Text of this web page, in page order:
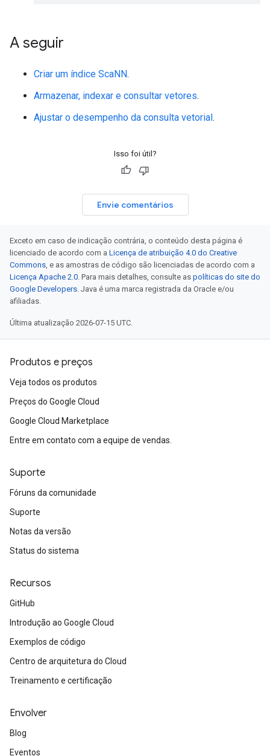
A seguir
Criar um índice ScaNN.
Armazenar, indexar e consultar vetores.
Ajustar o desempenho da consulta vetorial.
Isso foi útil?
Envie comentários
Exceto em caso de indicação contrária, o conteúdo desta página é
licenciado de acordo com a Licença de atribuição 4.0 do Creative
Commons, e as amostras de código são licenciadas de acordo com a
Licença Apache 2.0. Para mais detalhes, consulte as políticas do site do
Google Developers. Java é uma marca registrada da Oracle e/ou
afiliadas.
Última atualização 2026-07-15 UTC.
Produtos e preços
Veja todos os produtos
Preços do Google Cloud
Google Cloud Marketplace
Entre em contato com a equipe de vendas.
Suporte
Fóruns da comunidade
Suporte
Notas da versão
Status do sistema
Recursos
GitHub
Introdução ao Google Cloud
Exemplos de código
Centro de arquitetura do Cloud
Treinamento e certificação
Envolver
Blog
Eventos